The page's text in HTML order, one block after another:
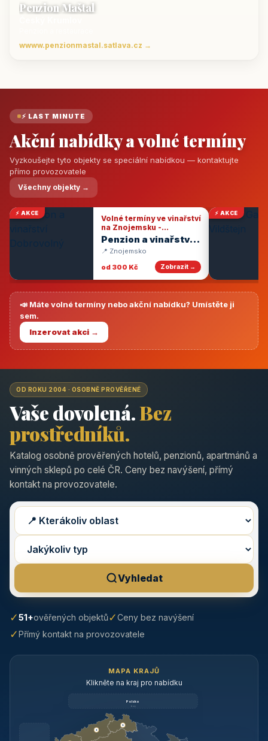
Penzion Maštal
wwww.penzionmastal.satlava.cz →
⚡ LAST MINUTE
Akční nabídky a volné termíny
Vyzkoušejte tyto objekty se speciální nabídkou — kontaktujte
přímo provozovatele
Všechny objekty →
⚡ AKCE
Volné termíny ve vinařství
na Znojemsku -
degustace vín
Penzion a vinařství
Dobrovolný
📍 Znojemsko
od 300 Kč
Zobrazit →
⚡ AKCE
📣 Máte volné termíny nebo akční nabídku? Umístěte ji
sem.
Inzerovat akci →
OD ROKU 2004 · OSOBNĚ PROVĚŘENÉ
Vaše dovolená.Bez
prostředníků.
Katalog osobně prověřených hotelů, penzionů, apartmánů a
vinných sklepů po celé ČR. Ceny bez navýšení, přímý
kontakt na provozovatele.
Vyhledat
✓51+ověřených objektů✓Ceny bez navýšení
✓Přímý kontakt na provozovatele
MAPA KRAJŮ
Klikněte na kraj pro nabídku
Polsko
brzy
3
3